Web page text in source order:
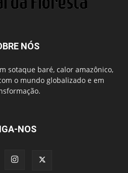
NÓS
sotaque baré, calor amazônico,
o mundo globalizado e em
NOS